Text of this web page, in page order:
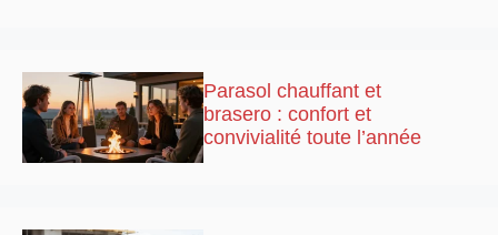
Parasol chauffant et
brasero : confort et
convivialité toute l’année